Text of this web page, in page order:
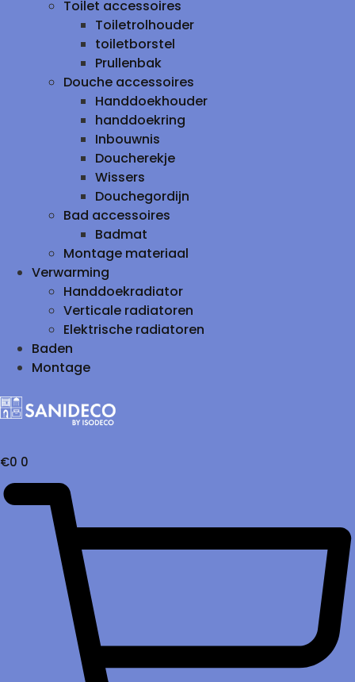
Toilet accessoires
Toiletrolhouder
toiletborstel
Prullenbak
Douche accessoires
Handdoekhouder
handdoekring
Inbouwnis
Doucherekje
Wissers
Douchegordijn
Bad accessoires
Badmat
Montage materiaal
Verwarming
Handdoekradiator
Verticale radiatoren
Elektrische radiatoren
Baden
Montage
€0 0